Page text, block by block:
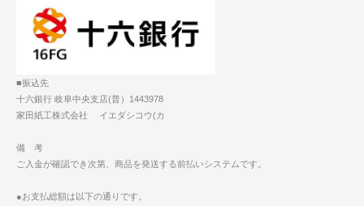
■振込先
十六銀行 岐阜中央支店(普）1443978
家田紙工株式会社 イエダシコウ(カ
備 考
ご入金が確認でき次第、商品を発送する前払いシステムです。
●お支払総額は以下の通りです。